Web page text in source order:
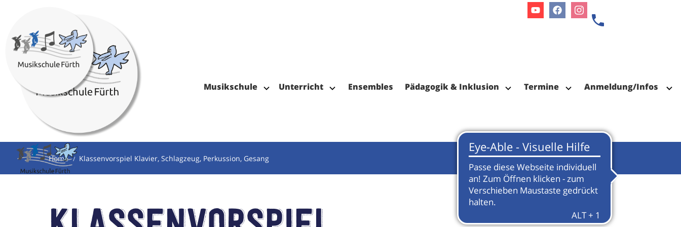
Musikschule Unterricht Ensembles Pädagogik & Inklusion Termine Anmeldung/Infos
Home Klassenvorspiel Klavier, Schlagzeug, Perkussion, Gesang
Facebook
Instagram